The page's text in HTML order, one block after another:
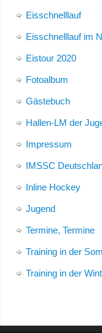
Eisschnelllauf
Eisschnelllauf im
Eistour 2020
Fotoalbum
Gästebuch
Hallen-LM der
Impressum
IMSSC
Inline Hockey
Jugend
Termine, Termine
Training in der
Training in der